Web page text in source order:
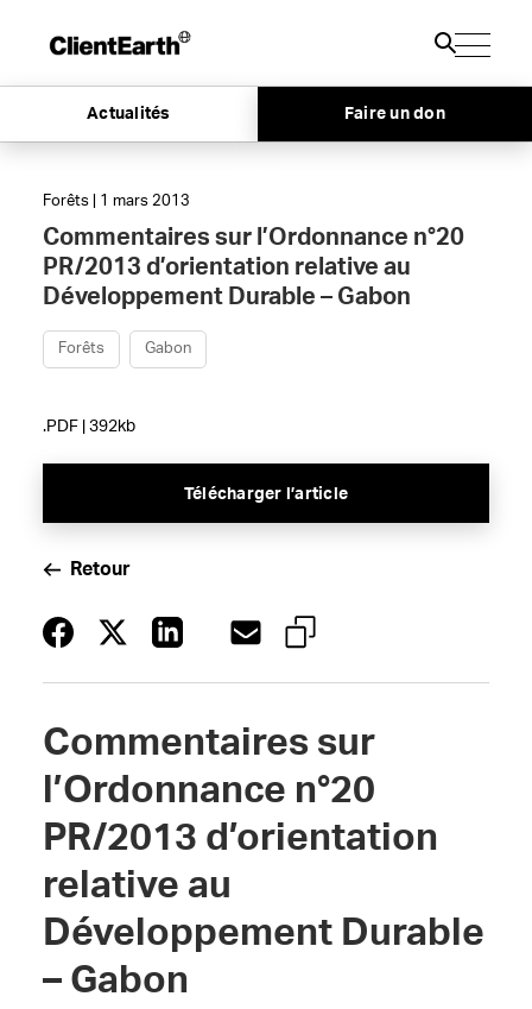
Actualités Faire un don
Forêts | 1 mars 2013
Commentaires sur l’Ordonnance n°20
PR/2013 d’orientation relative au
Développement Durable – Gabon
Forêts Gabon
.PDF | 392kb
Télécharger l’article
Retour
Commentaires sur
l’Ordonnance n°20
PR/2013 d’orientation
relative au
Développement Durable
– Gabon